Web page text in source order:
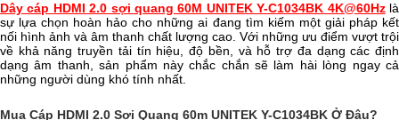
Dây cáp HDMI 2.0 sợi quang 60M UNITEK Y-C1034BK 4K@60Hzlà
sự lựa chọn hoàn hảo cho những ai đang tìm kiếm một giải pháp kết
nối hình ảnh và âm thanh chất lượng cao. Với những ưu điểm vượt trội
về khả năng truyền tải tín hiệu, độ bền, và hỗ trợ đa dạng các định
dạng âm thanh, sản phẩm này chắc chắn sẽ làm hài lòng ngay cả
những người dùng khó tính nhất.
Mua Cáp HDMI 2.0 Sợi Quang 60m UNITEK Y-C1034BK Ở Đâu?